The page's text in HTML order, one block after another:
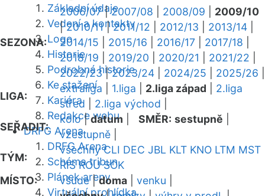
Základní údaje
Vedení a kontakty
Logo
Historie
Podrobná historie
Ke stažení
Kariéra
Redakce webu
DRFG Arena
DRFG Arena
Schéma tribun
Plánek areny
Virtuální prohlídka
SEZONA:
2006/07|2007/08 2008/09
2009/10
|2010/11|2011/12 2012/13 2013/14
2014/15
2015/16 2016/17 2017/18
2018/19
2019/20 2020/21 2021/22
2022/23|2023/24 2024/25 2025/26
LIGA:
extraliga 1.liga 2.liga západ
2.liga
střed
2.liga východ
SEŘADIT:
kolo|datum SMĚR: sestupně
vzestupně
TÝM:
všechny CLI DEC JBL KLT KNO LTM MST
RIS ROU SOK
MÍSTO:
všude|doma venku